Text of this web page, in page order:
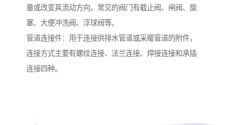
量或改变其流动方向。常见的阀门有截止阀、闸阀、旋
塞、大便冲洗阀、浮球阀等。
管道连接件：用于连接供排水管道或采暖管道的附件，
连接方式主要有螺纹连接、法兰连接、焊接连接和承插
连接四种。